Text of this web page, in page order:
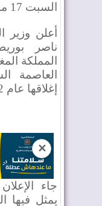
السبت 17 ماي 2025
أعلن وزير
ناصر
المملكة
العاصمة
إغلاقها عام 2012.
✕
جاء
يمثل فيها